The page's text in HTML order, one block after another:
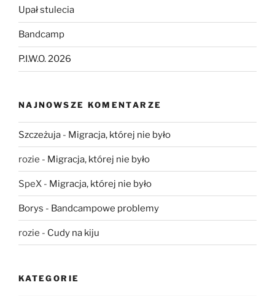
Upał stulecia
Bandcamp
P.I.W.O. 2026
NAJNOWSZE KOMENTARZE
Szczeżuja - Migracja, której nie było
rozie - Migracja, której nie było
SpeX - Migracja, której nie było
Borys - Bandcampowe problemy
rozie - Cudy na kiju
KATEGORIE